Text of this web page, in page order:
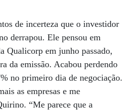
de incerteza que o investidor
derrapou. Ele pensou em
Qualicorp em junho passado,
da emissão. Acabou perdendo
no primeiro dia de negociação.
as empresas e me
“Me parece que a